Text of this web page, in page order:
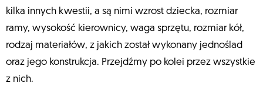
kilka innych kwestii, a są nimi wzrost dziecka, rozmiar
ramy, wysokość kierownicy, waga sprzętu, rozmiar kół,
rodzaj materiałów, z jakich został wykonany jednoślad
oraz jego konstrukcja. Przejdźmy po kolei przez wszystkie
z nich.